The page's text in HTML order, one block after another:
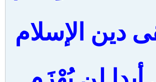
دين الإسلام